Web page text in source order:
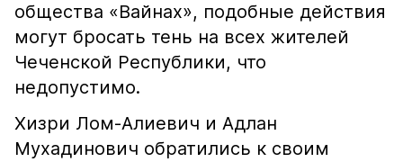
общества «Вайнах», подобные действия
могут бросать тень на всех жителей
Чеченской Республики, что
недопустимо.
Хизри Лом-Алиевич и Адлан
Мухадинович обратились к своим